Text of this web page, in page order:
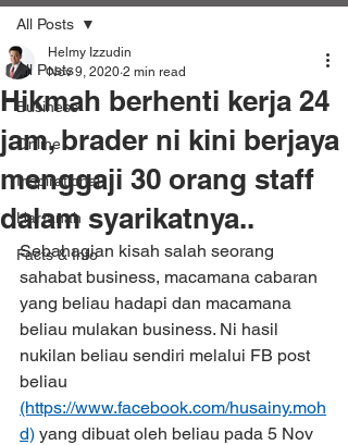
All Posts
Business
Online
Inspirational
Hartanah
Facts & Info
All Posts
Hikmah berhenti kerja 24
jam, brader ni kini berjaya
menggaji 30 orang staff
dalam syarikatnya..
Helmy Izzudin
Nov 9, 2020 2 min read
Sebahagian kisah salah seorang
sahabat business, macamana cabaran
yang beliau hadapi dan macamana
beliau mulakan business. Ni hasil
nukilan beliau sendiri melalui FB post
beliau
(https://www.facebook.com/husainy.moh
d) yang dibuat oleh beliau pada 5 Nov